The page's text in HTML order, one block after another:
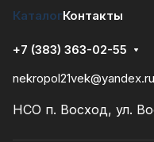
КаталогКонтакты
+7 (383) 363-02-55
nekropol21vek@yandex.ru
НСО п. Восход, ул.